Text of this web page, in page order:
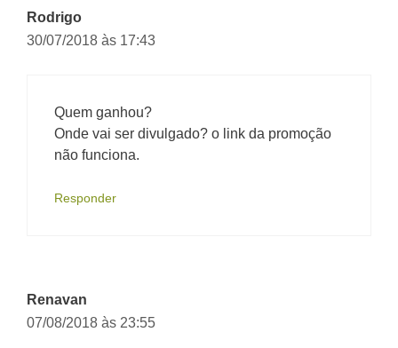
Rodrigo
30/07/2018 às 17:43
Quem ganhou?
Onde vai ser divulgado? o link da promoção
não funciona.
Responder
Renavan
07/08/2018 às 23:55